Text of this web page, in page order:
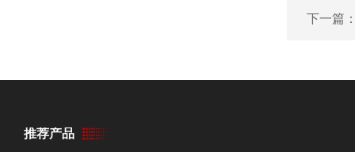
下一篇
推荐产品